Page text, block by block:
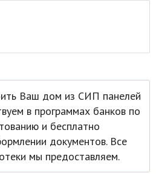
Ваш дом из СИП панелей
в программах банков по
и бесплатно
документов. Все
мы предоставляем.